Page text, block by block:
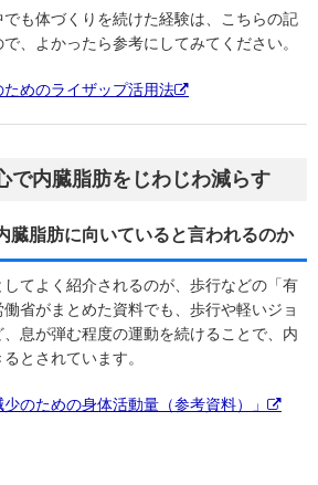
も体づくりを続けた経験は、こちらの記
、よかったら参考にしてみてください。
めのライザップ活用法
で内臓脂肪をじわじわ減らす
臓脂肪に向いていると言われるのか
てよく紹介されるのが、歩行などの「有
省がまとめた資料でも、歩行や軽いジョ
息が弾む程度の運動を続けることで、内
とされています。
のための身体活動量（参考資料）」